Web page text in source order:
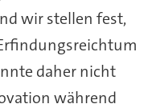
wir stellen fest,
daher nicht
während